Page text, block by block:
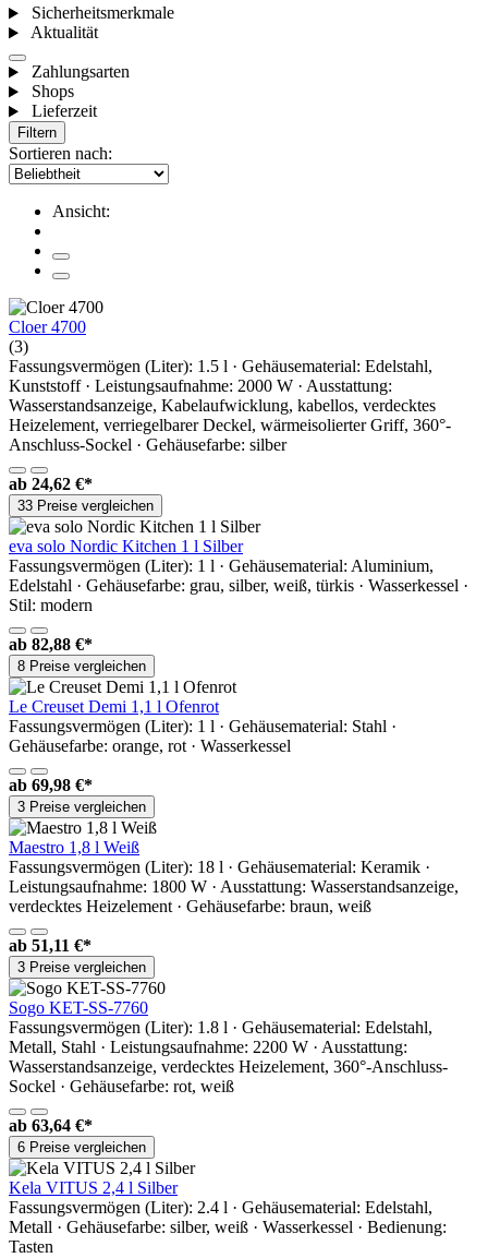
Sicherheitsmerkmale
Aktualität
Zahlungsarten
Shops
Lieferzeit
Filtern
Sortieren nach:
Ansicht:
Cloer 4700
(3)
Fassungsvermögen (Liter): 1.5 l · Gehäusematerial: Edelstahl,
Kunststoff · Leistungsaufnahme: 2000 W · Ausstattung:
Wasserstandsanzeige, Kabelaufwicklung, kabellos, verdecktes
Heizelement, verriegelbarer Deckel, wärmeisolierter Griff, 360°-
Anschluss-Sockel · Gehäusefarbe: silber
ab 24,62 €*
33 Preise vergleichen
eva solo Nordic Kitchen 1 l Silber
Fassungsvermögen (Liter): 1 l · Gehäusematerial: Aluminium,
Edelstahl · Gehäusefarbe: grau, silber, weiß, türkis · Wasserkessel ·
Stil: modern
ab 82,88 €*
8 Preise vergleichen
Le Creuset Demi 1,1 l Ofenrot
Fassungsvermögen (Liter): 1 l · Gehäusematerial: Stahl ·
Gehäusefarbe: orange, rot · Wasserkessel
ab 69,98 €*
3 Preise vergleichen
Maestro 1,8 l Weiß
Fassungsvermögen (Liter): 18 l · Gehäusematerial: Keramik ·
Leistungsaufnahme: 1800 W · Ausstattung: Wasserstandsanzeige,
verdecktes Heizelement · Gehäusefarbe: braun, weiß
ab 51,11 €*
3 Preise vergleichen
Sogo KET-SS-7760
Fassungsvermögen (Liter): 1.8 l · Gehäusematerial: Edelstahl,
Metall, Stahl · Leistungsaufnahme: 2200 W · Ausstattung:
Wasserstandsanzeige, verdecktes Heizelement, 360°-Anschluss-
Sockel · Gehäusefarbe: rot, weiß
ab 63,64 €*
6 Preise vergleichen
Kela VITUS 2,4 l Silber
Fassungsvermögen (Liter): 2.4 l · Gehäusematerial: Edelstahl,
Metall · Gehäusefarbe: silber, weiß · Wasserkessel · Bedienung:
Tasten